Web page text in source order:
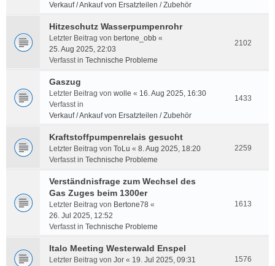
Verkauf / Ankauf von Ersatzteilen / Zubehör
Hitzeschutz Wasserpumpenrohr
Letzter Beitrag von bertone_obb «
25. Aug 2025, 22:03
Verfasst in Technische Probleme
2102
Gaszug
Letzter Beitrag von wolle « 16. Aug 2025, 16:30
Verfasst in
Verkauf / Ankauf von Ersatzteilen / Zubehör
1433
Kraftstoffpumpenrelais gesucht
Letzter Beitrag von ToLu « 8. Aug 2025, 18:20
Verfasst in Technische Probleme
2259
Verständnisfrage zum Wechsel des
Gas Zuges beim 1300er
Letzter Beitrag von Bertone78 «
26. Jul 2025, 12:52
Verfasst in Technische Probleme
1613
Italo Meeting Westerwald Enspel
Letzter Beitrag von Jor « 19. Jul 2025, 09:31
1576